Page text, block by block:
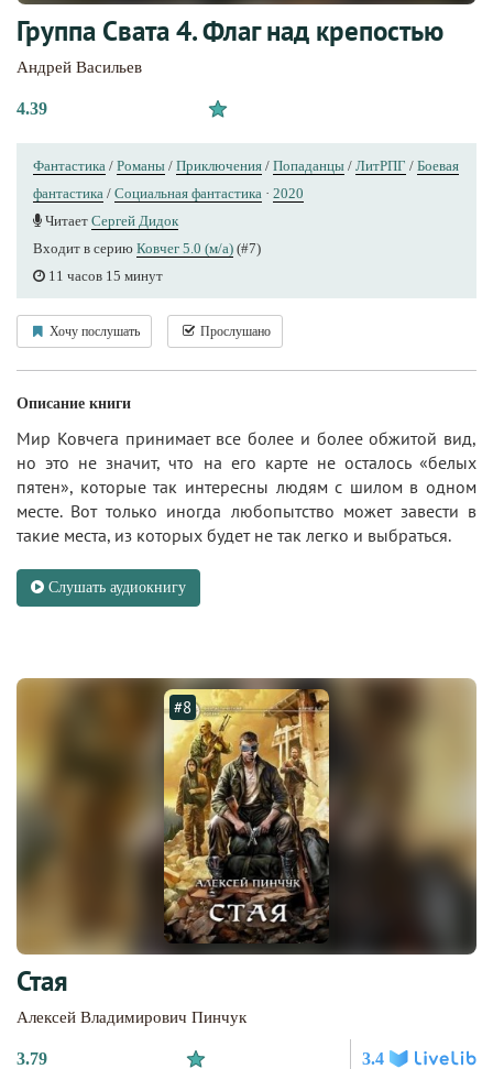
Группа Свата 4. Флаг над крепостью
Андрей Васильев
4.39
Фантастика / Романы / Приключения / Попаданцы / ЛитРПГ / Боевая
фантастика / Социальная фантастика · 2020
Читает Сергей Дидок
Входит в серию Ковчег 5.0 (м/а) (#7)
11 часов 15 минут
Хочу послушать Прослушано
Описание книги
Мир Ковчега принимает все более и более обжитой вид,
но это не значит, что на его карте не осталось «белых
пятен», которые так интересны людям с шилом в одном
месте. Вот только иногда любопытство может завести в
такие места, из которых будет не так легко и выбраться.
Слушать аудиокнигу
#8
Стая
Алексей Владимирович Пинчук
3.79 3.4